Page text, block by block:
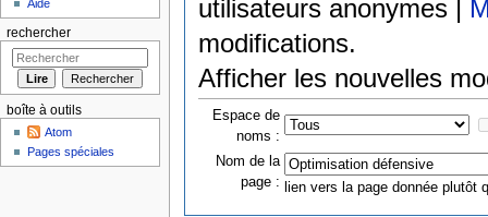
utilisateurs anonymes |
modifications.
Afficher les nouvelles
Espace de
noms :
Nom de la
page : lien vers la page donnée plutôt
Aide
rechercher
boîte à outils
Atom
Pages spéciales